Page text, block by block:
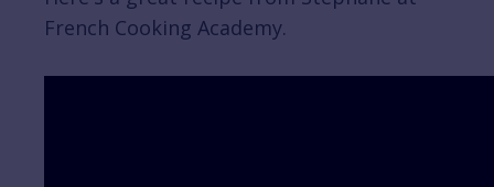
French Cooking Academy.